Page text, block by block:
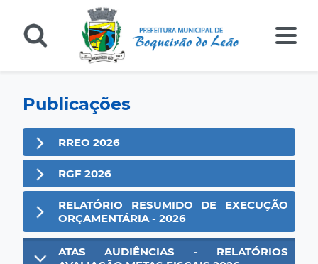
Publicações
RREO 2026
RGF 2026
RELATÓRIO RESUMIDO DE EXECUÇÃO
ORÇAMENTÁRIA - 2026
ATAS AUDIÊNCIAS - RELATÓRIOS